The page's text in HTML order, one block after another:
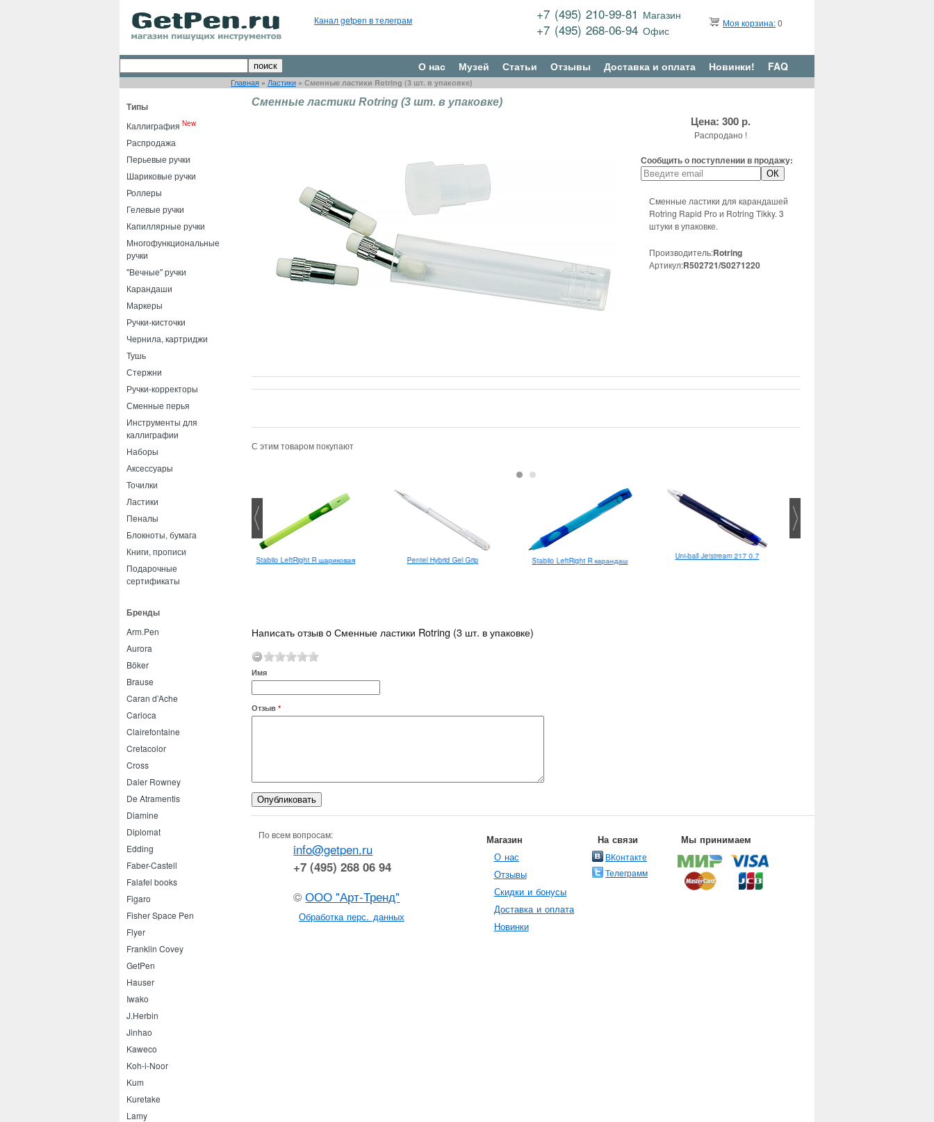
Канал getpen в телеграм +7 (495) 210-99-81 Магазин
+7 (495) 268-06-94Офис
Моя корзина:0
О нас Музей Статьи Отзывы Доставка и оплата Новинки! FAQ
Главная » Ластики » Сменные ластики Rotring (3 шт. в упаковке)
Типы
Каллиграфия New
Распродажа
Перьевые ручки
Шариковые ручки
Роллеры
Гелевые ручки
Капиллярные ручки
Многофункциональные
ручки
"Вечные" ручки
Карандаши
Маркеры
Ручки-кисточки
Чернила, картриджи
Тушь
Стержни
Ручки-корректоры
Сменные перья
Инструменты для
каллиграфии
Наборы
Аксессуары
Точилки
Ластики
Пеналы
Блокноты, бумага
Книги, прописи
Подарочные
сертификаты
Бренды
Arm.Pen
Aurora
Böker
Brause
Caran d’Ache
Carioca
Clairefontaine
Cretacolor
Cross
Daler Rowney
De Atramentis
Diamine
Diplomat
Edding
Faber-Castell
Falafel books
Figaro
Fisher Space Pen
Flyer
Franklin Covey
GetPen
Hauser
Iwako
J.Herbin
Jinhao
Kaweco
Koh-i-Noor
Kum
Kuretake
Lamy
Сменные ластики Rotring (3 шт. в упаковке)
Цена: 300 р.
Распродано !
Сообщить о поступлении в продажу:
Сменные ластики для карандашей
Rotring Rapid Pro и Rotring Tikky. 3
штуки в упаковке.
Производитель:Rotring
Артикул:R502721/S0271220
С этим товаром покупают
Stabilo LeftRight R шариковая Pentel Hybrid Gel Grip Stabilo LeftRight R карандаш Uni-ball Jetstream 217 0.7
Написать отзыв o Сменные ластики Rotring (3 шт. в упаковке)
Имя
Отзыв *
По всем вопросам:
info@getpen.ru
+7 (495) 268 06 94
©ООО "Арт-Тренд"
Обработка перс. данных
Магазин
О нас
Отзывы
Скидки и бонусы
Доставка и оплата
Новинки
На связи
ВКонтакте
Телеграмм
Мы принимаем